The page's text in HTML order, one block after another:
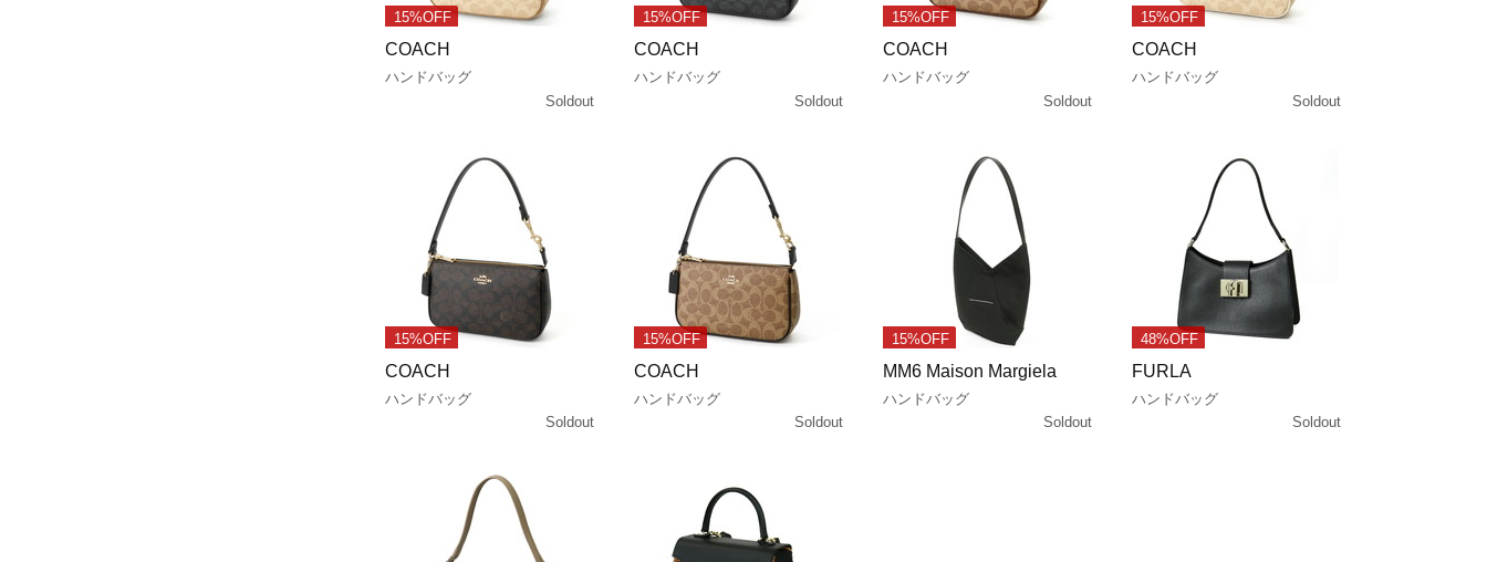
15%OFF
COACH
ハンドバッグ
Soldout
15%OFF
COACH
ハンドバッグ
Soldout
15%OFF
COACH
ハンドバッグ
Soldout
15%OFF
COACH
ハンドバッグ
Soldout
15%OFF
COACH
ハンドバッグ
Soldout
15%OFF
COACH
ハンドバッグ
Soldout
15%OFF
MM6 Maison Margiela
ハンドバッグ
Soldout
48%OFF
FURLA
ハンドバッグ
Soldout